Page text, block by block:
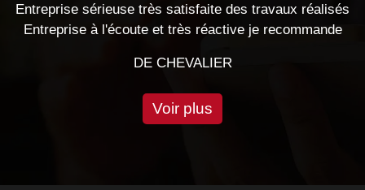
des travaux réalisés
réactive je recommande
Le Hasard a bien fait
professionnels,
Voir plus